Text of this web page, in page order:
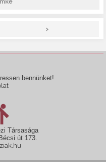
>
bennünket!
Társasága
út 173.